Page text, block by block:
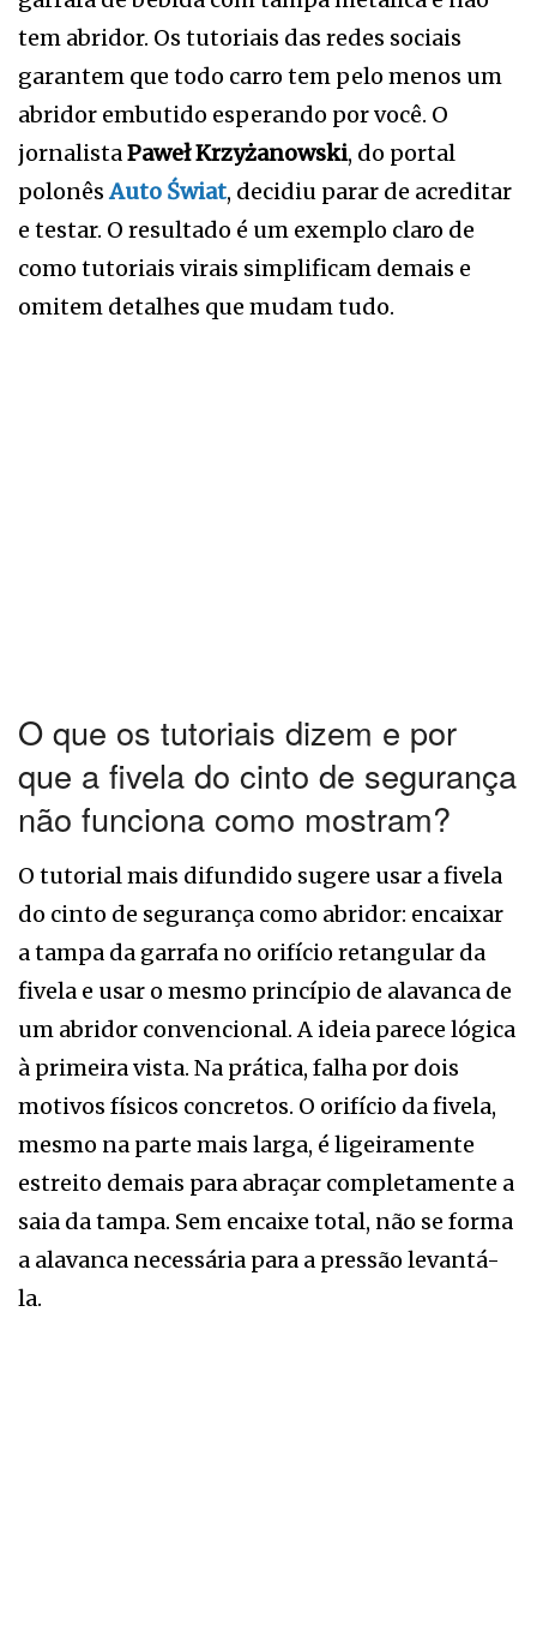
tem abridor. Os tutoriais das redes sociais
garantem que todo carro tem pelo menos um
abridor embutido esperando por você. O
jornalistaPaweł Krzyżanowski, do portal
polonêsAuto Świat, decidiu parar de acreditar
e testar. O resultado é um exemplo claro de
como tutoriais virais simplificam demais e
omitem detalhes que mudam tudo.
O que os tutoriais dizem e por
que a fivela do cinto de segurança
não funciona como mostram?
O tutorial mais difundido sugere usar a fivela
do cinto de segurança como abridor: encaixar
a tampa da garrafa no orifício retangular da
fivela e usar o mesmo princípio de alavanca de
um abridor convencional. A ideia parece lógica
à primeira vista. Na prática, falha por dois
motivos físicos concretos. O orifício da fivela,
mesmo na parte mais larga, é ligeiramente
estreito demais para abraçar completamente a
saia da tampa. Sem encaixe total, não se forma
a alavanca necessária para a pressão levantá-
la.